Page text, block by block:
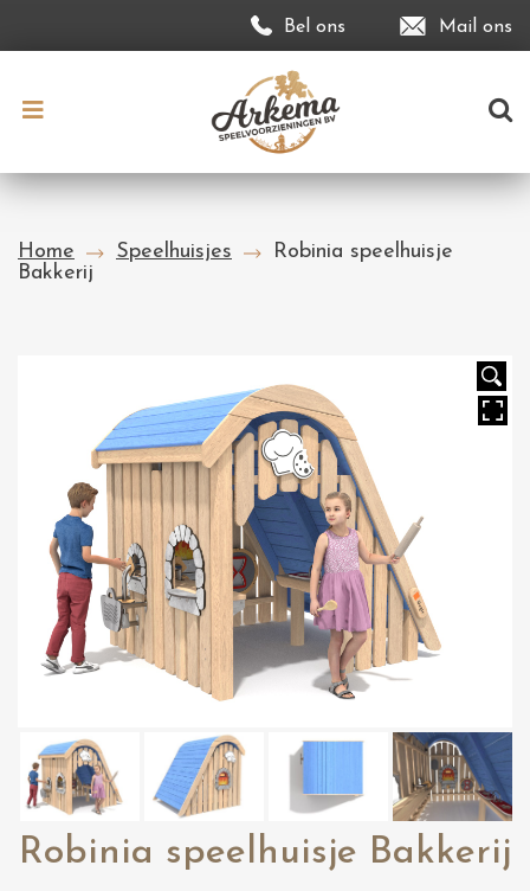
Bel ons Mail ons
Home Speelhuisjes
Robinia speelhuisje
Bakkerij
Robinia speelhuisje Bakkerij